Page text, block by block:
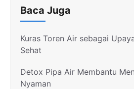
Baca Juga
Kuras Toren Air sebagai
Sehat
Detox Pipa Air Membantu
Nyaman